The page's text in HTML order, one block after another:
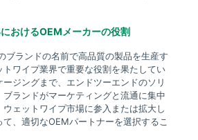
おけるOEMメーカーの役割
ブランドの名前で高品質の製品を生産す
トワイプ業界で重要な役割を果たしてい
ージングまで、エンドツーエンドのソリ
ブランドがマーケティングと流通に集中
ェットワイプ市場に参入または拡大し
、適切なOEMパートナーを選択するこ